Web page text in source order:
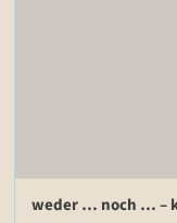
weder … noch … –